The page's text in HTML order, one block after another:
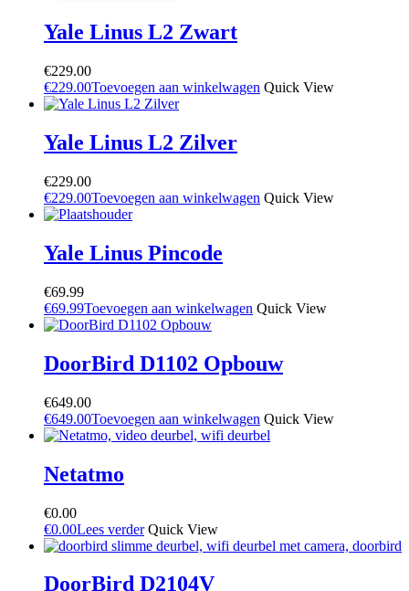
Yale Linus L2 Zwart
€229.00
€229.00Toevoegen aan winkelwagen Quick View
Yale Linus L2 Zilver
€229.00
€229.00Toevoegen aan winkelwagen Quick View
Yale Linus Pincode
€69.99
€69.99Toevoegen aan winkelwagen Quick View
DoorBird D1102 Opbouw
€649.00
€649.00Toevoegen aan winkelwagen Quick View
Netatmo
€0.00
€0.00Lees verder Quick View
DoorBird D2104V